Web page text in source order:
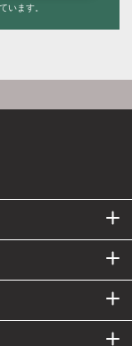
います。